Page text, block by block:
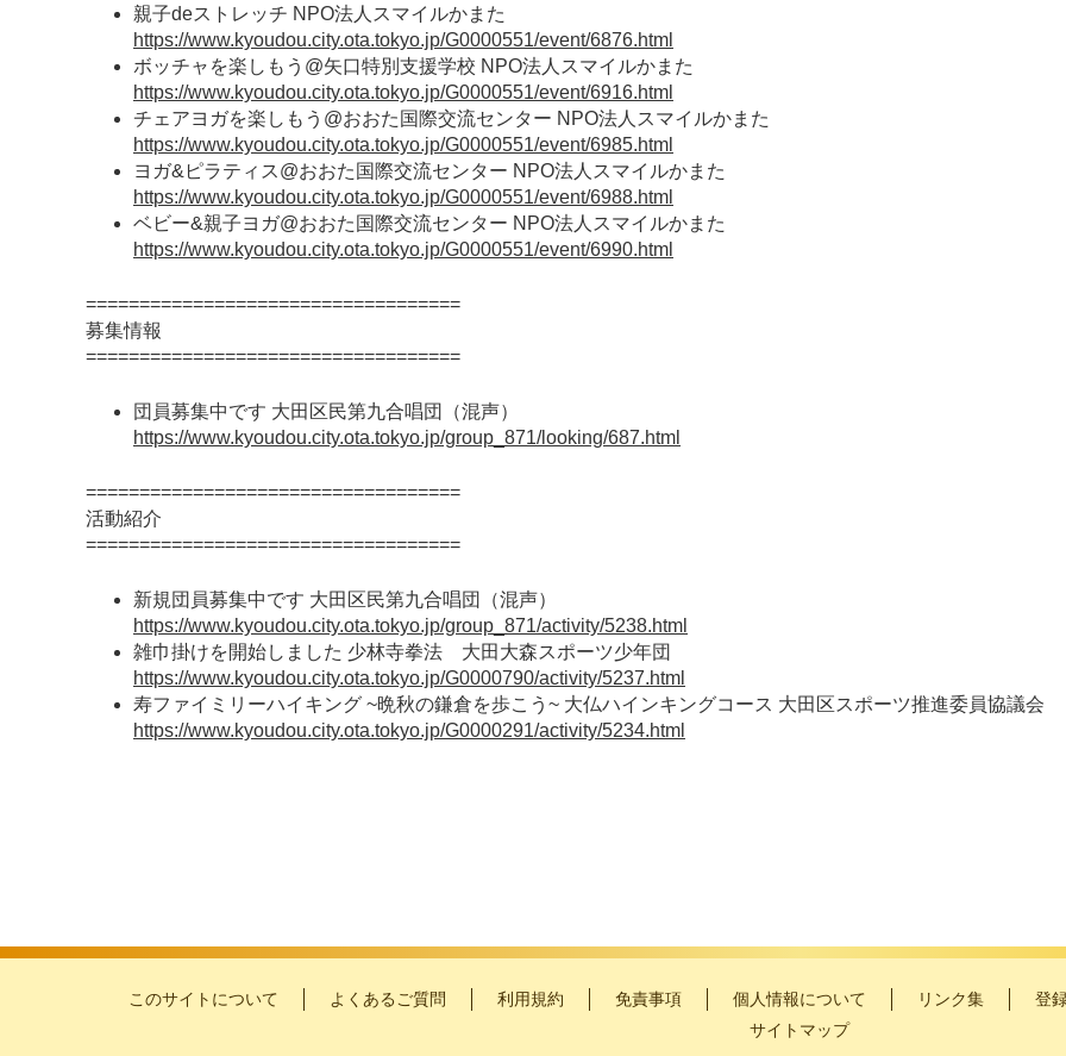
親子deストレッチ NPO法人スマイルかまた
https://www.kyoudou.city.ota.tokyo.jp/G0000551/event/6876.html
ボッチャを楽しもう@矢口特別支援学校 NPO法人スマイルかまた
https://www.kyoudou.city.ota.tokyo.jp/G0000551/event/6916.html
チェアヨガを楽しもう@おおた国際交流センター NPO法人スマイルかまた
https://www.kyoudou.city.ota.tokyo.jp/G0000551/event/6985.html
ヨガ&ピラティス@おおた国際交流センター NPO法人スマイルかまた
https://www.kyoudou.city.ota.tokyo.jp/G0000551/event/6988.html
ベビー&親子ヨガ@おおた国際交流センター NPO法人スマイルかまた
https://www.kyoudou.city.ota.tokyo.jp/G0000551/event/6990.html
===================================
募集情報
===================================
団員募集中です 大田区民第九合唱団（混声）
https://www.kyoudou.city.ota.tokyo.jp/group_871/looking/687.html
===================================
活動紹介
===================================
新規団員募集中です 大田区民第九合唱団（混声）
https://www.kyoudou.city.ota.tokyo.jp/group_871/activity/5238.html
雑巾掛けを開始しました 少林寺拳法 大田大森スポーツ少年団
https://www.kyoudou.city.ota.tokyo.jp/G0000790/activity/5237.html
寿ファイミリーハイキング ~晩秋の鎌倉を歩こう~ 大仏ハインキングコース 大田区スポーツ推進委員協議会
https://www.kyoudou.city.ota.tokyo.jp/G0000291/activity/5234.html
このサイトについて よくあるご質問 利用規約 免責事項 個人情報について リンク集 登
サイトマップ